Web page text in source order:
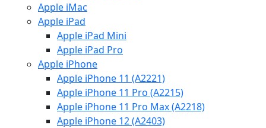
Apple iMac
Apple iPad
Apple iPad Mini
Apple iPad Pro
Apple iPhone
Apple iPhone 11 (A2221)
Apple iPhone 11 Pro (A2215)
Apple iPhone 11 Pro Max (A2218)
Apple iPhone 12 (A2403)